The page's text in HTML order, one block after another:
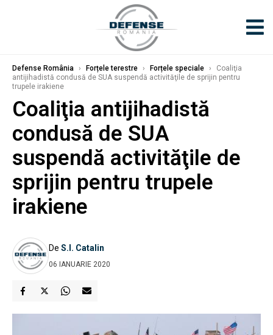
Defense România › Forțele terestre › Forțele speciale ›
Coaliţia
antijihadistă condusă de SUA suspendă activităţile de sprijin pentru
trupele irakiene
Coaliţia antijihadistă
condusă de SUA
suspendă activităţile de
sprijin pentru trupele
irakiene
De S.I. Catalin
06 IANUARIE 2020